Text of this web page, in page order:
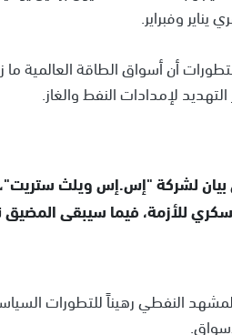
وفبراير.
أن أسواق الطاقة العالمية ما
لإمدادات النفط والغاز.
لشركة "إس.إس ويلث
للأزمة، فيما سيبقى المضيق
النفطي رهيناً للتطورات